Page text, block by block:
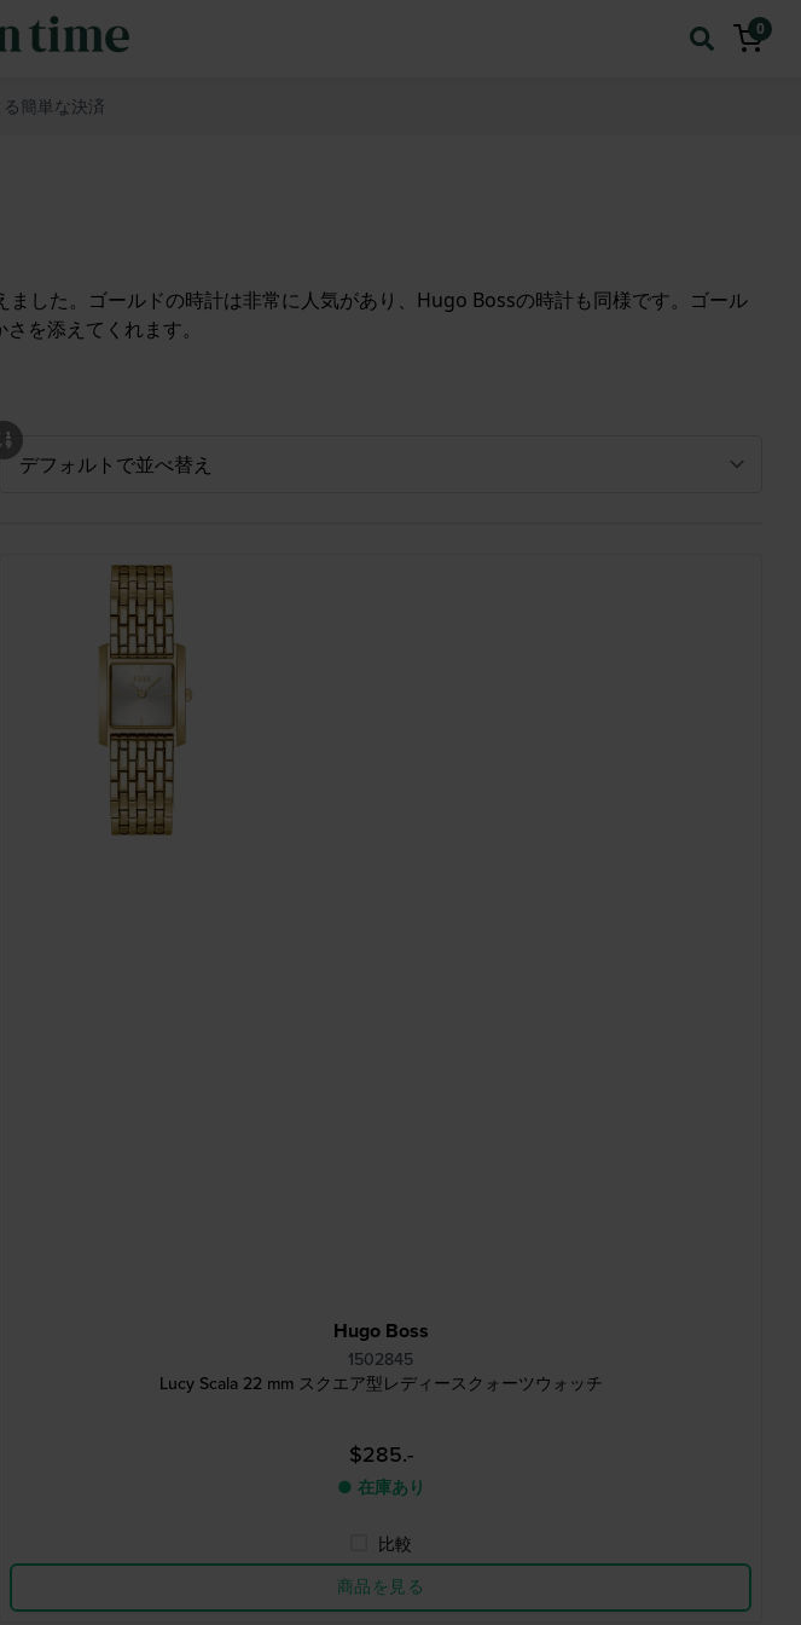
0
簡単な決済
した。ゴールドの時計は非常に人気があり、Hugo Bossの時計も同様です。ゴール
を添えてくれます。
Hugo Boss
1502845
Lucy Scala 22 mm スクエア型レディースクォーツウォッチ
$285.-
● 在庫あり
比較
商品を見る